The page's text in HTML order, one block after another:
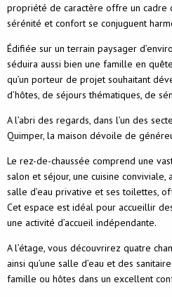
propriété de caractère offre un cadre
sérénité et confort se conjuguent
Édifiée sur un terrain paysager
séduira aussi bien une famille en
qu’un porteur de projet souhaitant
d’hôtes, de séjours thématiques, de
A l’abri des regards, dans l’un des
Quimper, la maison dévoile de
Le rez-de-chaussée comprend une
salon et séjour, une cuisine conviviale,
salle d’eau privative et ses toilettes,
Cet espace est idéal pour accueillir
une activité d’accueil indépendante.
A l’étage, vous découvrirez quatre
ainsi qu’une salle d’eau et des
famille ou hôtes dans un excellent